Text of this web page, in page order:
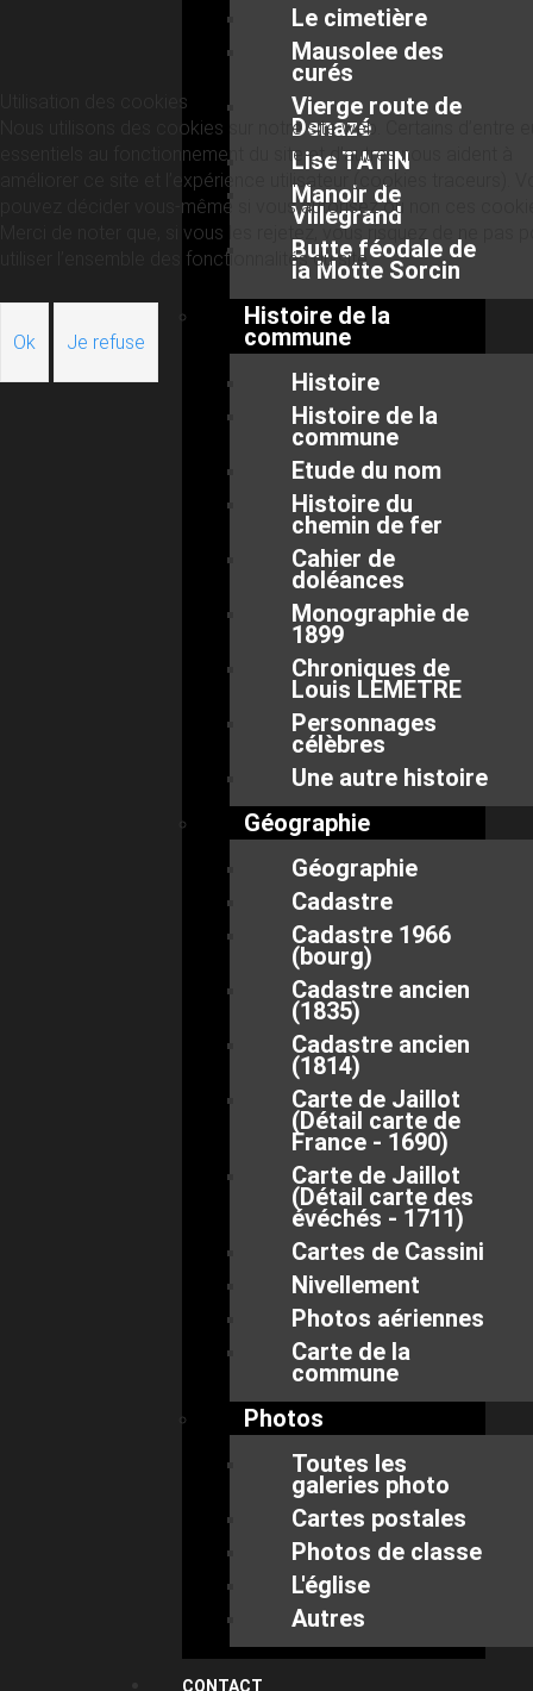
Le cimetière
Mausolee des
curés
Vierge route de
Denazé
Lise TATIN
Manoir de
Villegrand
Butte féodale de
la Motte Sorcin
Histoire de la
commune
Histoire
Histoire de la
commune
Etude du nom
Histoire du
chemin de fer
Cahier de
doléances
Monographie de
1899
Chroniques de
Louis LEMETRE
Personnages
célèbres
Une autre histoire
Géographie
Géographie
Cadastre
Cadastre 1966
(bourg)
Cadastre ancien
(1835)
Cadastre ancien
(1814)
Carte de Jaillot
(Détail carte de
France - 1690)
Carte de Jaillot
(Détail carte des
évéchés - 1711)
Cartes de Cassini
Nivellement
Photos aériennes
Carte de la
commune
Photos
Toutes les
galeries photo
Cartes postales
Photos de classe
L'église
Autres
CONTACT
Utilisation des cookies
Nous utilisons des cookies sur notre site web. Certains d’entre
essentiels au fonctionnement du site et d’autres nous aident à
améliorer ce site et l’expérience utilisateur (cookies traceurs).
pouvez décider vous-même si vous autorisez ou non ces
Merci de noter que, si vous les rejetez, vous risquez de ne pas
utiliser l’ensemble des fonctionnalités du site.
Ok Je refuse